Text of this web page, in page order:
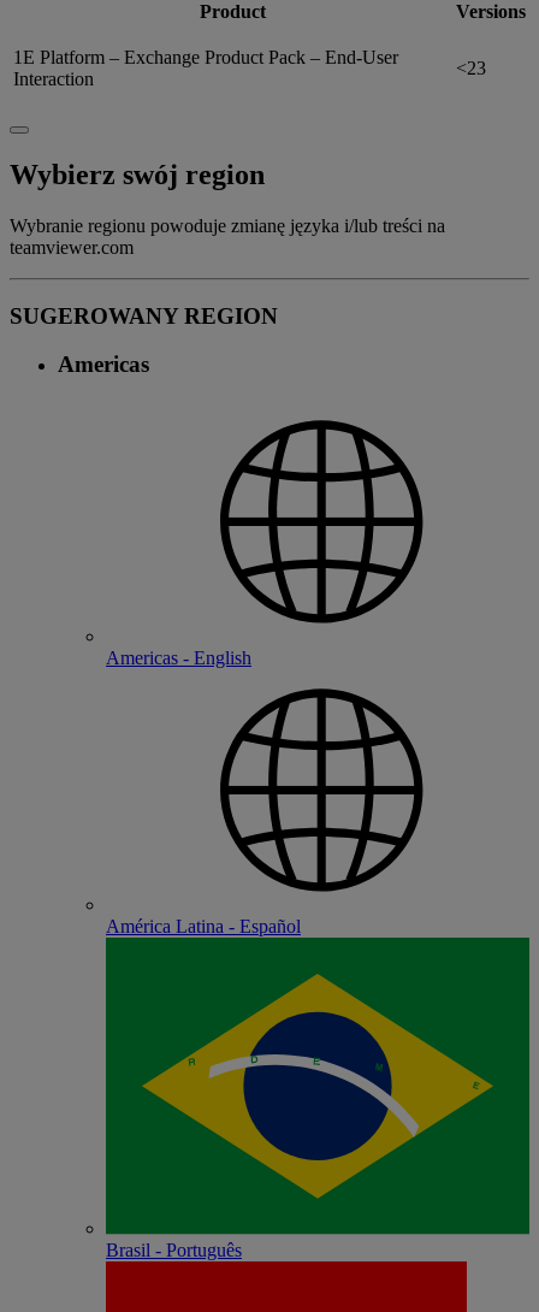
Product Versions
1E Platform – Exchange Product Pack – End-User
Interaction
<23
Wybierz swój region
Wybranie regionu powoduje zmianę języka i/lub treści na
teamviewer.com
SUGEROWANY REGION
Americas
Americas - English
América Latina - Español
Brasil - Português